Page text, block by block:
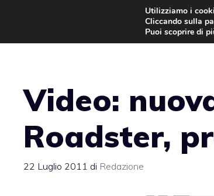
contenuto
Video:
Roadster,
22 Luglio 2011 di Redazione
Utilizziamo i
Cliccando sulla
Puoi scoprire di